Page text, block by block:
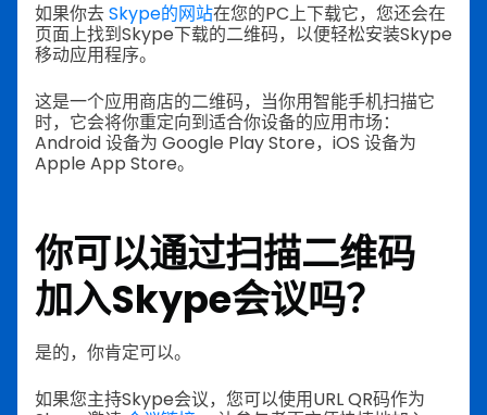
如果你去Skype的网站在您的PC上下载它，您还会在
页面上找到Skype下载的二维码，以便轻松安装Skype
移动应用程序。
这是一个应用商店的二维码，当你用智能手机扫描它
时，它会将你重定向到适合你设备的应用市场：
Android 设备为 Google Play Store，iOS 设备为
Apple App Store。
你可以通过扫描二维码
加入Skype会议吗？
是的，你肯定可以。
如果您主持Skype会议，您可以使用URL QR码作为